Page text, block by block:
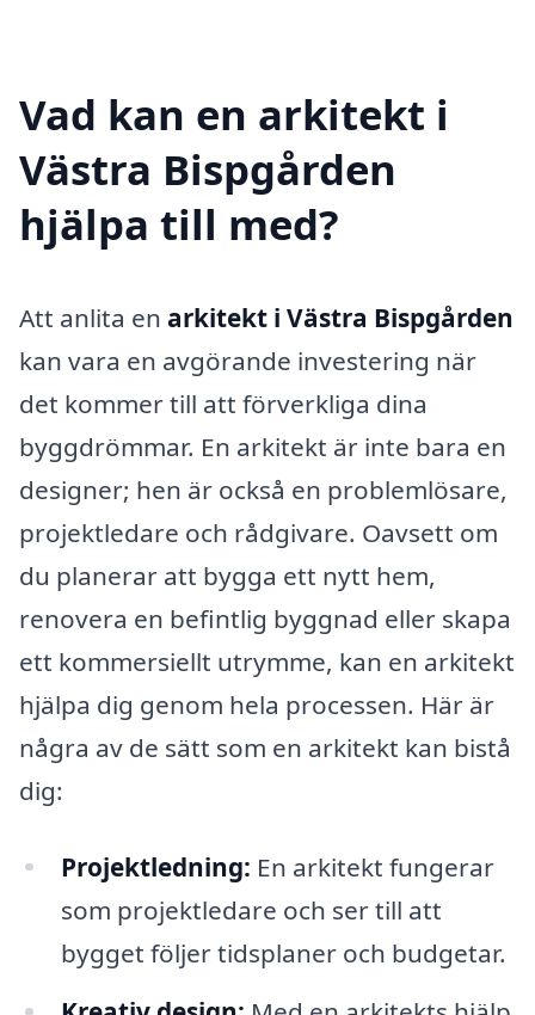
Vad kan en arkitekt i
Västra Bispgården
hjälpa till med?
Att anlita en arkitekt i Västra Bispgården
kan vara en avgörande investering när
det kommer till att förverkliga dina
byggdrömmar. En arkitekt är inte bara en
designer; hen är också en problemlösare,
projektledare och rådgivare. Oavsett om
du planerar att bygga ett nytt hem,
renovera en befintlig byggnad eller skapa
ett kommersiellt utrymme, kan en arkitekt
hjälpa dig genom hela processen. Här är
några av de sätt som en arkitekt kan bistå
dig:
Projektledning: En arkitekt fungerar
som projektledare och ser till att
bygget följer tidsplaner och budgetar.